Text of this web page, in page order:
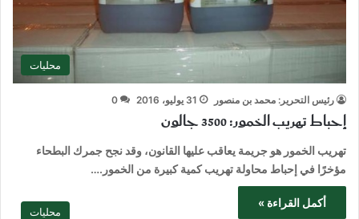
محليات
رئيس التحرير: محمد بن منصور 31 يوليو، 2016 0
إحباط تهريب الخمور: 3500 جالون
تهريب الخمور هو جريمة يعاقب عليها القانون، وقد نجح جمرك البطحاء
مؤخرًا في إحباط محاولة تهريب كمية كبيرة من الخمور.…
أكمل القراءة »
محليات